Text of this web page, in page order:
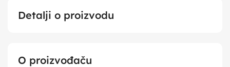
Detalji o proizvodu
O proizvođaču